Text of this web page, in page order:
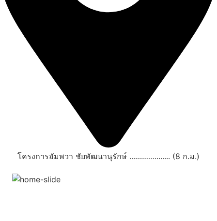
โครงการอัมพวา ชัยพัฒนานุรักษ์ ..................... (8 ก.ม.)